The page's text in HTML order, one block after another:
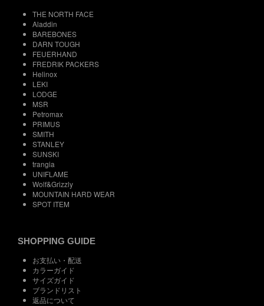
THE NORTH FACE
Aladdin
BAREBONES
DARN TOUGH
FEUERHAND
FREDRIK PACKERS
Helinox
LEKI
LODGE
MSR
Petromax
PRIMUS
SMITH
STANLEY
SUNSKI
trangia
UNIFLAME
Wolf&Grizzly
MOUNTAIN HARD WEAR
SPOT ITEM
SHOPPING GUIDE
お支払い・配送
カラーガイド
サイズガイド
ブランドリスト
返品について